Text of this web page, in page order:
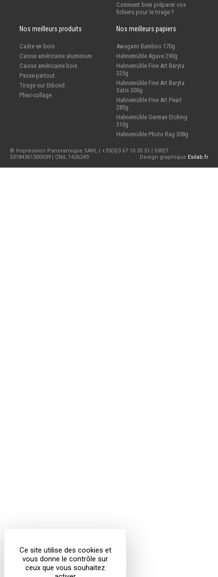
Comment bien préparer vos
fichiers pour le tirage ?
Nos meilleurs produits
Cadre en bois
Caisse américaine aluminium
Caisse américaine bois
Passe-partout
Tirage sur Dibond
Plexi-collage
Nos meilleurs papiers
Awagami Bamboo 170g
Hahnemühle Agave 290g
Hahnemühle Fine Art Baryta
325g
Hahnemühle Fine Art Baryta
Satin 300g
Hahnemühle Fine Art Pearl
285g
Hahnemühle German Etching
310g
Hahnemühle Photo Rag 308g
© Impression Panoramique SARL | +33(0)3 67 10 35 51 | SIRET
53184361300039 | CNIL 1426249
Design graphique Esilab.fr
Ce site utilise des cookies et
vous donne le contrôle sur
ceux que vous souhaitez